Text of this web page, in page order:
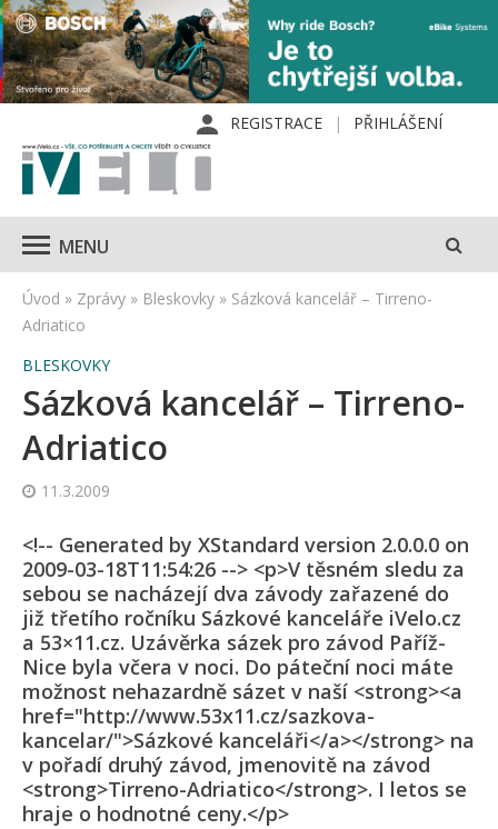
REGISTRACE PŘIHLÁŠENÍ
MENU
Úvod » Zprávy » Bleskovky » Sázková kancelář – Tirreno-
Adriatico
BLESKOVKY
Sázková kancelář – Tirreno-
Adriatico
11.3.2009
<!-- Generated by XStandard version 2.0.0.0 on
2009-03-18T11:54:26 --> <p>V těsném sledu za
sebou se nacházejí dva závody zařazené do
již třetího ročníku Sázkové kanceláře iVelo.cz
a 53×11.cz. Uzávěrka sázek pro závod Paříž-
Nice byla včera v noci. Do páteční noci máte
možnost nehazardně sázet v naší <strong><a
href="http://www.53x11.cz/sazkova-
kancelar/">Sázkové kanceláři</a></strong> na
v pořadí druhý závod, jmenovitě na závod
<strong>Tirreno-Adriatico</strong>. I letos se
hraje o hodnotné ceny.</p>